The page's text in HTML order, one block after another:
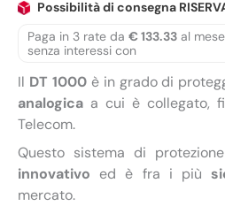
Possibilità di consegna
Paga in 3 rate da € 133.33 al mese
senza interessi con
Il DT 1000è in grado di
analogica a cui è collegato,
Telecom.
Questo sistema di
innovativo ed è fra i più
mercato.